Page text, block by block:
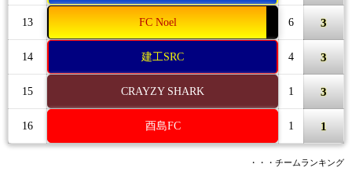
13 FC Noel 6 3
14 建工SRC 4 3
15 CRAYZY SHARK 1 3
16 酉島FC 1 1
・・・チームランキング